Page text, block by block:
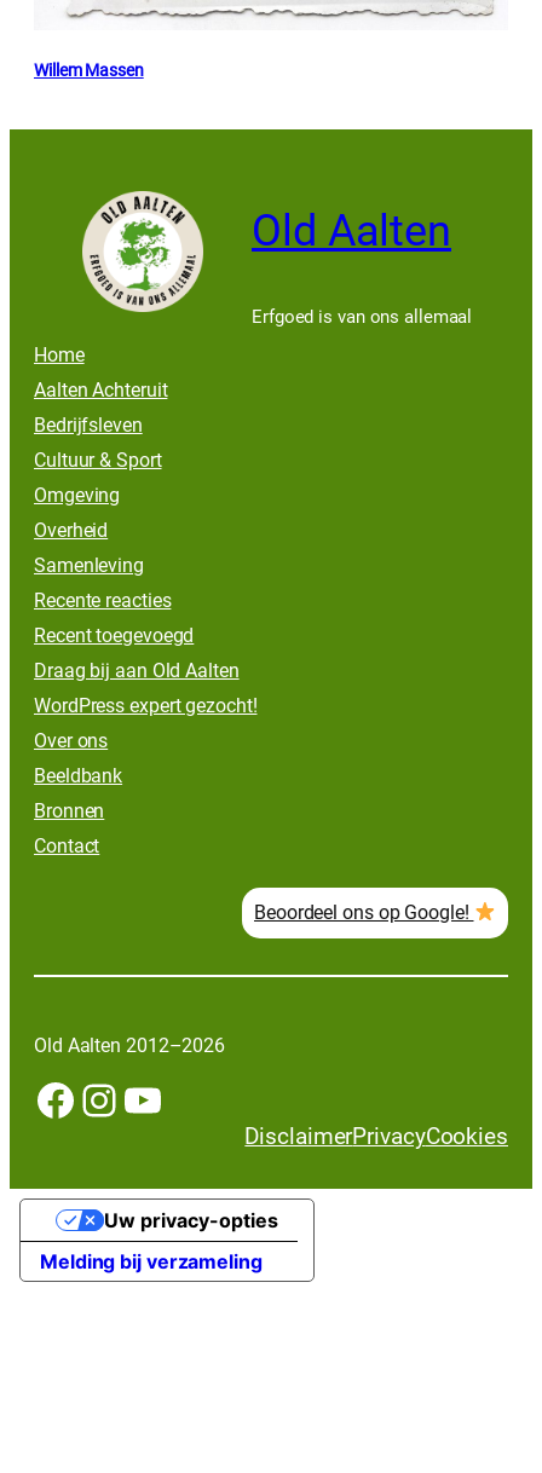
Willem Massen
Old Aalten
Erfgoed is van ons allemaal
Home
Aalten Achteruit
Bedrijfsleven
Cultuur & Sport
Omgeving
Overheid
Samenleving
Recente reacties
Recent toegevoegd
Draag bij aan Old Aalten
WordPress expert gezocht!
Over ons
Beeldbank
Bronnen
Contact
Beoordeel ons op Google!
Old Aalten 2012–2026
Facebook InstagramYouTube
DisclaimerPrivacyCookies
Melding bij verzameling
Uw privacy-opties